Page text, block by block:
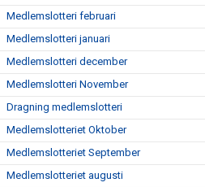
Medlemslotteri februari
Medlemslotteri januari
Medlemslotteri december
Medlemslotteri November
Dragning medlemslotteri
Medlemslotteriet Oktober
Medlemslotteriet September
Medlemslotteriet augusti